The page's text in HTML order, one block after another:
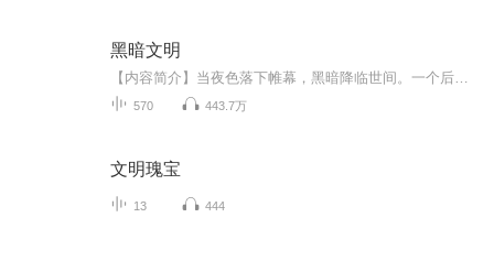
黑暗文明
570 443.7万
文明瑰宝
13 444